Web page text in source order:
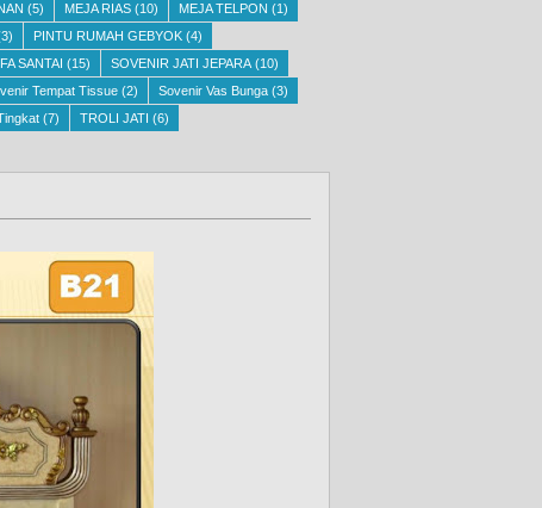
(5) MEJA RIAS (10) MEJA TELPON (1)
PINTU RUMAH GEBYOK (4)
SANTAI (15) SOVENIR JATI JEPARA (10)
Tempat Tissue (2) Sovenir Vas Bunga (3)
(7) TROLI JATI (6)